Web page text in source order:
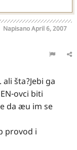
NapisanoApril 6, 2007
šta?Jebi ga
ovci biti
da æu im se
provod i